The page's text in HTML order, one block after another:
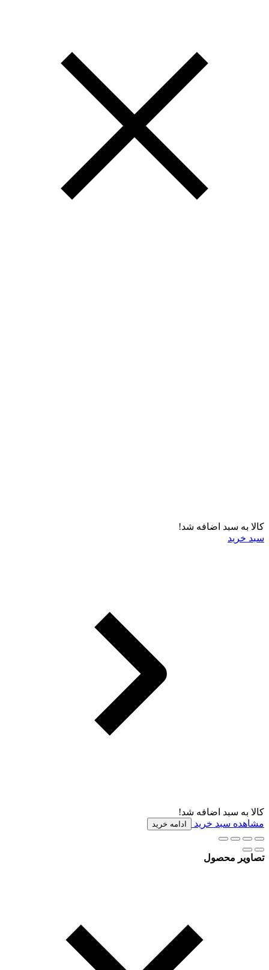
کالا به سبد اضافه شد!
سبد خرید
کالا به سبد اضافه شد!
مشاهده سبد خرید
ادامه خرید
تصاویر محصول